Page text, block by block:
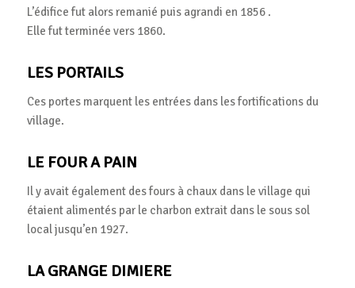
L’édifice fut alors remanié puis agrandi en 1856 .
Elle fut terminée vers 1860.
LES PORTAILS
Ces portes marquent les entrées dans les fortifications du
village.
LE FOUR A PAIN
Il y avait également des fours à chaux dans le village qui
étaient alimentés par le charbon extrait dans le sous sol
local jusqu’en 1927.
LA GRANGE DIMIERE